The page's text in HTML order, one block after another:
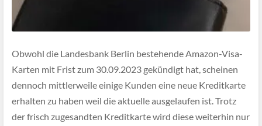
Obwohl die Landesbank Berlin bestehende Amazon-Visa-
Karten mit Frist zum 30.09.2023 gekündigt hat, scheinen
dennoch mittlerweile einige Kunden eine neue Kreditkarte
erhalten zu haben weil die aktuelle ausgelaufen ist. Trotz
der frisch zugesandten Kreditkarte wird diese weiterhin nur